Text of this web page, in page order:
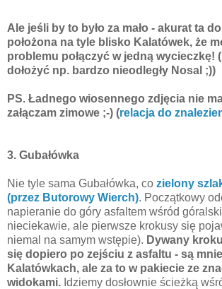
Ale jeśli by to było za mało - akurat ta
położona na tyle blisko Kalatówek, że
problemu połączyć w jedną wycieczkę!
dołożyć np. bardzo nieodległy Nosal ;))
PS. Ładnego wiosennego zdjęcia nie
załączam zimowe ;-) (relacja do
3. Gubałówka
Nie tyle sama Gubałówka, co zielony
(przez Butorowy Wierch). Początkowy
napieranie do góry asfaltem wśród
nieciekawie, ale pierwsze krokusy się
niemal na samym wstępie). Dywany
się dopiero po zejściu z asfaltu - są
Kalatówkach, ale za to w pakiecie ze
widokami. Idziemy dosłownie ścieżką